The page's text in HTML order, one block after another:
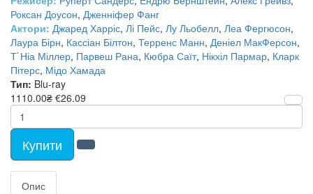
Роксан Доусон, Дженніфер Фанг
Актори: Джаред Харріс, Лі Пейс, Лу Льобелл, Леа Фергюсон,
Лаура Бірн, Кассіан Білтон, Терренс Манн, Деніел МакФерсон,
Т`Ніа Міллер, Парвеш Рана, Кюбра Саїт, Нікхіл Пармар, Кларк
Пітерс, Мідо Хамада
Тип: Blu-ray
1110.00₴ €26.09
Купити
Опис